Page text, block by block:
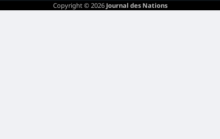
Copyright © 2026 Journal des Nations